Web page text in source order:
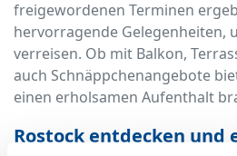
freigewordenen Terminen
hervorragende Gelegenheiten,
verreisen. Ob mit Balkon,
auch Schnäppchenangebote
einen erholsamen Aufenthalt
Rostock entdecken und